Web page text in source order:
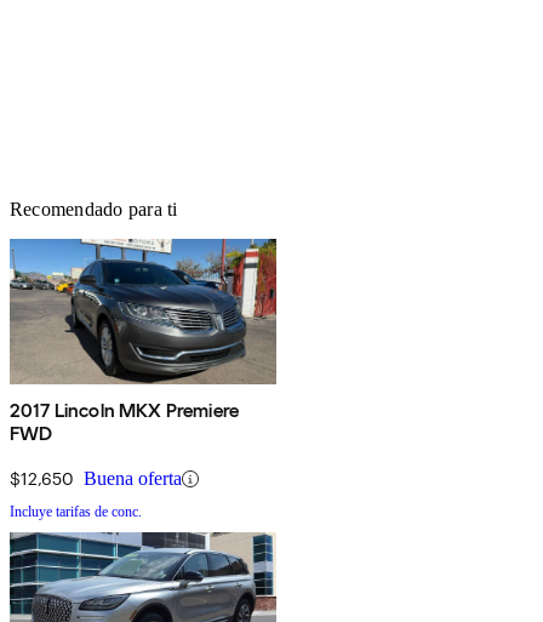
Recomendado para ti
2017 Lincoln MKX Premiere
FWD
$12,650 Buena oferta
Incluye tarifas de conc.